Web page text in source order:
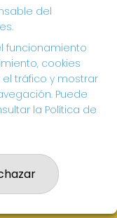
del
funcionamiento
cookies
tráfico y mostrar
Puede
la Política de